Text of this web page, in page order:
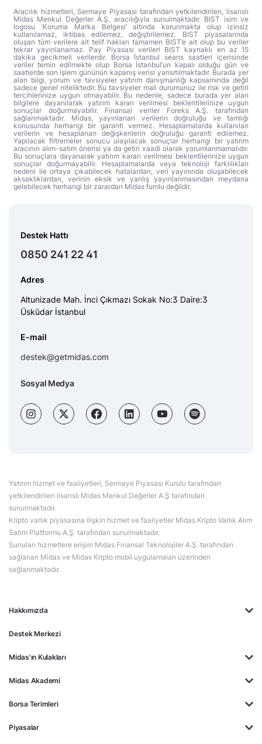
Aracılık hizmetleri, Sermaye Piyasası tarafından yetkilendirilen, lisanslı
Midas Menkul Değerler A.Ş. aracılığıyla sunulmaktadır. BIST isim ve
logosu ‘Koruma Marka Belgesi’ altında korunmakta olup izinsiz
kullanılamaz, iktibas edilemez, değiştirilemez. BIST piyasalarında
oluşan tüm verilere ait telif hakları tamamen BIST’e ait olup bu veriler
tekrar yayınlanamaz. Pay Piyasası verileri BIST kaynaklı en az 15
dakika gecikmeli verilerdir. Borsa İstanbul seans saatleri içerisinde
veriler temin edilmekte olup Borsa İstanbul’un kapalı olduğu gün ve
saatlerde son işlem gününün kapanış verisi yansıtılmaktadır. Burada yer
alan bilgi, yorum ve tavsiyeler yatırım danışmanlığı kapsamında değil
sadece genel niteliktedir. Bu tavsiyeler mali durumunuz ile risk ve getiri
tercihlerinize uygun olmayabilir. Bu nedenle, sadece burada yer alan
bilgilere dayanılarak yatırım kararı verilmesi beklentilerinize uygun
sonuçlar doğurmayabilir. Finansal veriler Foreks A.Ş. tarafından
sağlanmaktadır. Midas, yayınlanan verilerin doğruluğu ve tamlığı
konusunda herhangi bir garanti vermez. Hesaplamalarda kullanılan
verilerin ve hesaplanan değişkenlerin doğruluğu garanti edilemez.
Yapılacak filtremeler sonucu ulaşılacak sonuçlar herhangi bir yatırım
aracının alım-satım önerisi ya da getiri vaadi olarak yorumlanmamalıdır.
Bu sonuçlara dayanarak yatırım kararı verilmesi beklentilerinize uygun
sonuçlar doğurmayabilir. Hesaplamalarda veya teknoloji farklılıkları
nedeni ile ortaya çıkabilecek hatalardan, veri yayınında oluşabilecek
aksaklıklardan, verinin eksik ve yanlış yayınlanmasından meydana
gelebilecek herhangi bir zarardan Midas fumlu değildir.
Hakkımızda
Destek Merkezi
Midas'ın Kulakları
Midas Akademi
Borsa Terimleri
Piyasalar
Destek Hattı
0850 241 22 41
Adres
Altunizade Mah. İnci Çıkmazı Sokak No:3 Daire:3
Üsküdar İstanbul
E-mail
destek@getmidas.com
Sosyal Medya
Yatırım hizmet ve faaliyetleri, Sermaye Piyasası Kurulu tarafından
yetkilendirilen lisanslı Midas Menkul Değerler A.Ş tarafından
sunulmaktadır.
Kripto varlık piyasasına ilişkin hizmet ve faaliyetler Midas Kripto Varlık Alım
Satım Platformu A.Ş. tarafından sunulmaktadır.
Sunulan hizmetlere erişim Midas Finansal Teknolojiler A.Ş. tarafından
sağlanan Midas ve Midas Kripto mobil uygulamaları üzerinden
sağlanmaktadır.